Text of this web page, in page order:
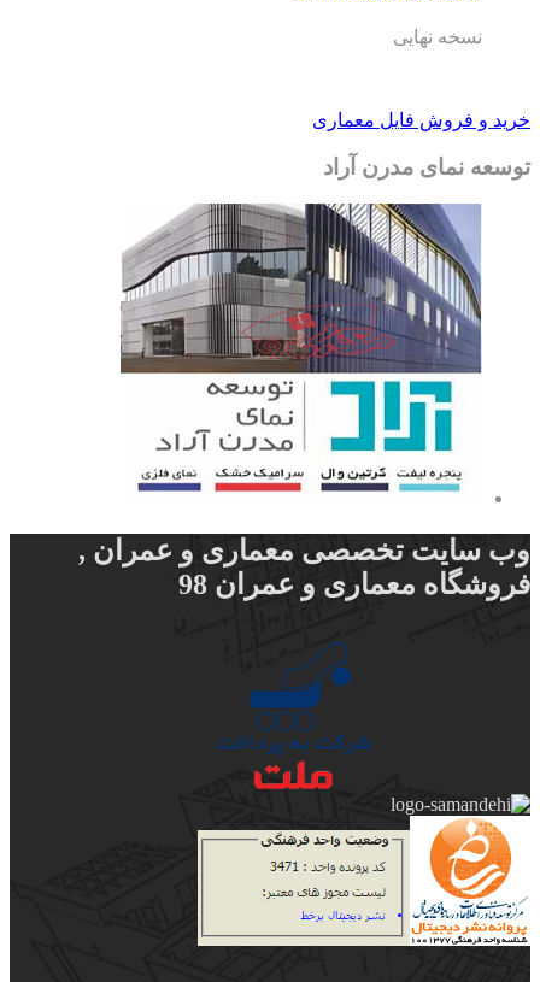
نسخه نهایی
خرید و فروش فایل معماری
توسعه نمای مدرن آراد
وب سایت تخصصی معماری و عمران ,
فروشگاه معماری و عمران 98